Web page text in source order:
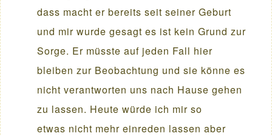
dass macht er bereits seit seiner Geburt
und mir wurde gesagt es ist kein Grund zur
Sorge. Er müsste auf jeden Fall hier
bleiben zur Beobachtung und sie könne es
nicht verantworten uns nach Hause gehen
zu lassen. Heute würde ich mir so
etwas nicht mehr einreden lassen aber